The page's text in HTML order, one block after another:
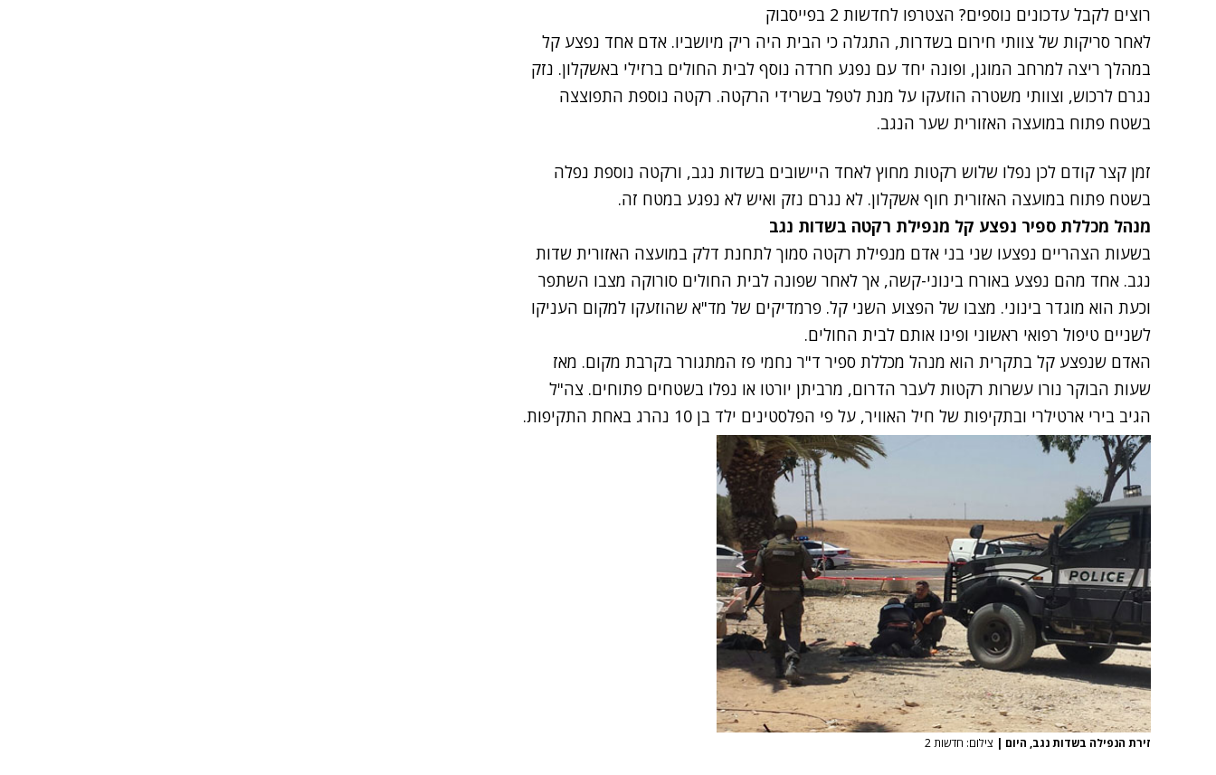
רוצים לקבל עדכונים נוספים? הצטרפו לחדשות 2 בפייסבוק
לאחר סריקות של צוותי חירום בשדרות, התגלה כי הבית היה ריק מיושביו. אדם אחד נפצע קל
במהלך ריצה למרחב המוגן, ופונה יחד עם נפגע חרדה נוסף לבית החולים ברזילי באשקלון. נזק
נגרם לרכוש, וצוותי משטרה הוזעקו על מנת לטפל בשרידי הרקטה. רקטה נוספת התפוצצה
בשטח פתוח במועצה האזורית שער הנגב.
זמן קצר קודם לכן נפלו שלוש רקטות מחוץ לאחד היישובים בשדות נגב, ורקטה נוספת נפלה
בשטח פתוח במועצה האזורית חוף אשקלון. לא נגרם נזק ואיש לא נפגע במטח זה.
מנהל מכללת ספיר נפצע קל מנפילת רקטה בשדות נגב
בשעות הצהריים נפצעו שני בני אדם מנפילת רקטה סמוך לתחנת דלק במועצה האזורית שדות
נגב. אחד מהם נפצע באורח בינוני-קשה, אך לאחר שפונה לבית החולים סורוקה מצבו השתפר
וכעת הוא מוגדר בינוני. מצבו של הפצוע השני קל. פרמדיקים של מד"א שהוזעקו למקום העניקו
לשניים טיפול רפואי ראשוני ופינו אותם לבית החולים.
האדם שנפצע קל בתקרית הוא מנהל מכללת ספיר ד"ר נחמי פז המתגורר בקרבת מקום. מאז
שעות הבוקר נורו עשרות רקטות לעבר הדרום, מרביתן יורטו או נפלו בשטחים פתוחים. צה"ל
הגיב בירי ארטילרי ובתקיפות של חיל האוויר, על פי הפלסטינים ילד בן 10 נהרג באחת התקיפות.
זירת הנפילה בשדות נגב, היום | צילום: חדשות 2